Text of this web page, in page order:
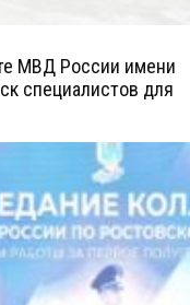
МВД России имени
специалистов для